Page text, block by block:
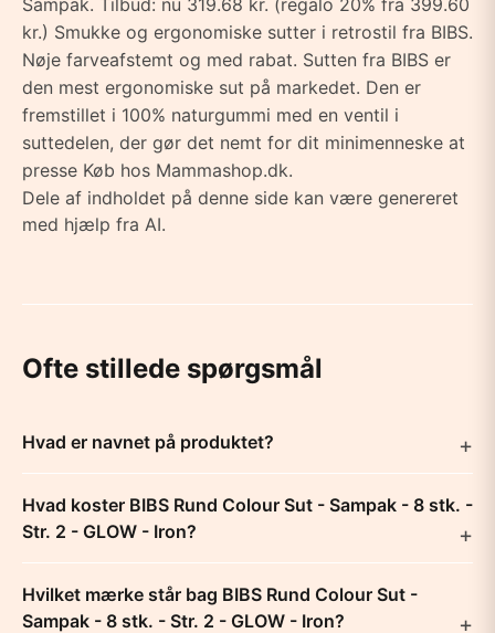
Sampak. Tilbud: nu 319.68 kr. (regalo 20% fra 399.60
kr.) Smukke og ergonomiske sutter i retrostil fra BIBS.
Nøje farveafstemt og med rabat. Sutten fra BIBS er
den mest ergonomiske sut på markedet. Den er
fremstillet i 100% naturgummi med en ventil i
suttedelen, der gør det nemt for dit minimenneske at
presse Køb hos Mammashop.dk.
Dele af indholdet på denne side kan være genereret
med hjælp fra AI.
Ofte stillede spørgsmål
Hvad er navnet på produktet?
Hvad koster BIBS Rund Colour Sut - Sampak - 8 stk. -
Str. 2 - GLOW - Iron?
Hvilket mærke står bag BIBS Rund Colour Sut -
Sampak - 8 stk. - Str. 2 - GLOW - Iron?